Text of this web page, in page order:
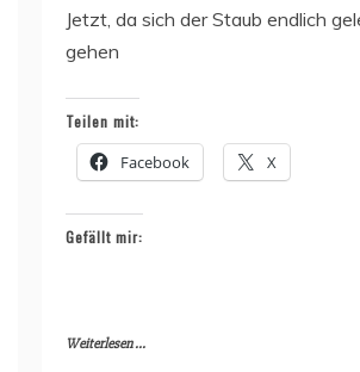
Jetzt, da sich der Staub endlich
gehen
Teilen mit:
Facebook X
Gefällt mir:
Weiterlesen ...